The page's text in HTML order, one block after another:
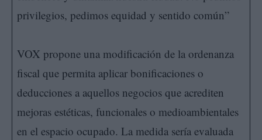
privilegios, pedimos equidad y sentido común”
VOX propone una modificación de la ordenanza
fiscal que permita aplicar bonificaciones o
deducciones a aquellos negocios que acrediten
mejoras estéticas, funcionales o medioambientales
en el espacio ocupado. La medida sería evaluada